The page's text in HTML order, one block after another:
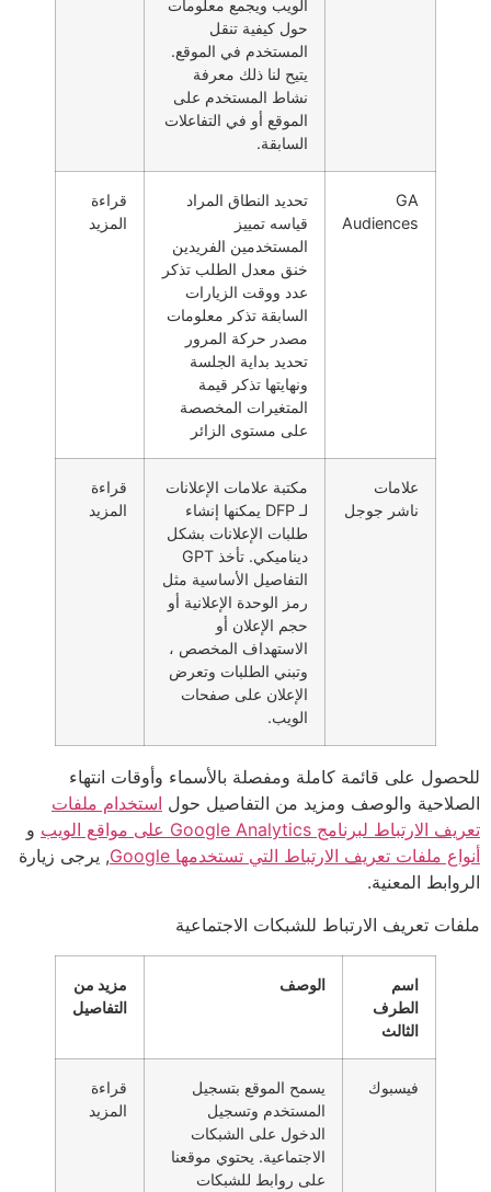
الويب ويجمع معلومات
حول كيفية تنقل
المستخدم في الموقع.
يتيح لنا ذلك معرفة
نشاط المستخدم على
الموقع أو في التفاعلات
السابقة.
GA
Audiences
تحديد النطاق المراد
قياسه تمييز
المستخدمين الفريدين
خنق معدل الطلب تذكر
عدد ووقت الزيارات
السابقة تذكر معلومات
مصدر حركة المرور
تحديد بداية الجلسة
ونهايتها تذكر قيمة
المتغيرات المخصصة
على مستوى الزائر
قراءة
المزيد
علامات
ناشر جوجل
مكتبة علامات الإعلانات
لـ DFP يمكنها إنشاء
طلبات الإعلانات بشكل
ديناميكي. تأخذ GPT
التفاصيل الأساسية مثل
رمز الوحدة الإعلانية أو
حجم الإعلان أو
الاستهداف المخصص ،
وتبني الطلبات وتعرض
الإعلان على صفحات
الويب.
قراءة
المزيد
للحصول على قائمة كاملة ومفصلة بالأسماء وأوقات انتهاء
الصلاحية والوصف ومزيد من التفاصيل حول استخدام ملفات
تعريف الارتباط لبرنامج Google Analytics على مواقع الويب
و
أنواع ملفات تعريف الارتباط التي تستخدمها Google
, يرجى زيارة
الروابط المعنية.
ملفات تعريف الارتباط للشبكات الاجتماعية
اسم
الطرف
الثالث
الوصف
مزيد من
التفاصيل
فيسبوك
يسمح الموقع بتسجيل
المستخدم وتسجيل
الدخول على الشبكات
الاجتماعية. يحتوي موقعنا
على روابط للشبكات
قراءة
المزيد